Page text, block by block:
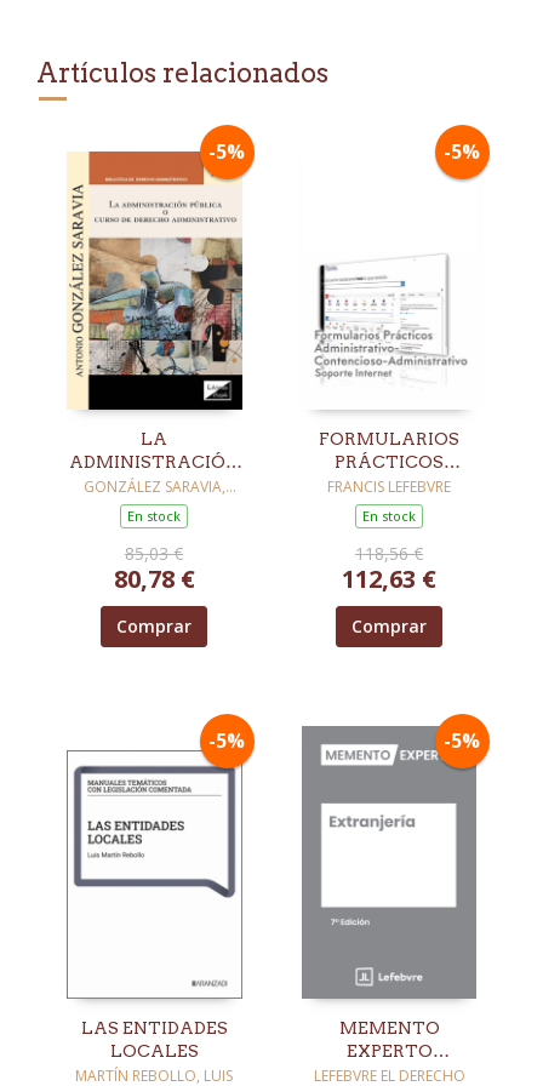
Artículos relacionados
-5%
LA
ADMINISTRACIÓN
PÚBLICA O CURSO
DE DERECHO
ADMINISTRATIVO
GONZÁLEZ SARAVIA,
ANTONIO
En stock
85,03 €
80,78 €
Comprar
-5%
FORMULARIOS
PRÁCTICOS
ADMINISTRATIVO 
CONTENCIOSO
ADMINISTRATIVO
2026
FRANCIS LEFEBVRE
En stock
118,56 €
112,63 €
Comprar
-5%
LAS ENTIDADES
LOCALES
MARTÍN REBOLLO, LUIS
-5%
MEMENTO
EXPERTO
EXTRANJERÍA (7ª
LEFEBVRE EL DERECHO